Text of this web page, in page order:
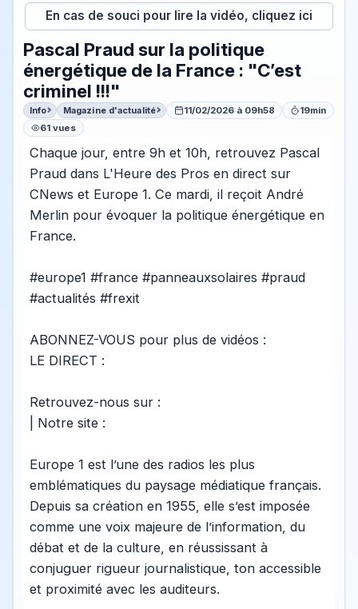
En cas de souci pour lire la vidéo, cliquez ici
Pascal Praud sur la politique
énergétique de la France : "C’est
criminel !!!"
Info Magazine d'actualité 11/02/2026 à 09h58
19min
61 vues
Chaque jour, entre 9h et 10h, retrouvez Pascal
Praud dans L'Heure des Pros en direct sur
CNews et Europe 1. Ce mardi, il reçoit André
Merlin pour évoquer la politique énergétique en
France.
#europe1 #france #panneauxsolaires #praud
#actualités #frexit
ABONNEZ-VOUS pour plus de vidéos :
LE DIRECT :
Retrouvez-nous sur :
| Notre site :
Europe 1 est l’une des radios les plus
emblématiques du paysage médiatique français.
Depuis sa création en 1955, elle s’est imposée
comme une voix majeure de l’information, du
débat et de la culture, en réussissant à
conjuguer rigueur journalistique, ton accessible
et proximité avec les auditeurs.